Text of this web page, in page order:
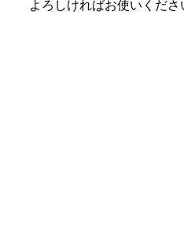
よろしければお使いくださ